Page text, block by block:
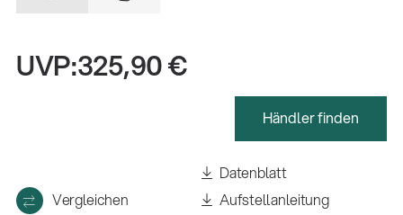
Ausbildung | freie Ausbildungsstellen
Gesamtkatalog 2026
UVP:325,90 €
Händler finden
Vergleichen
Datenblatt
Aufstellanleitung